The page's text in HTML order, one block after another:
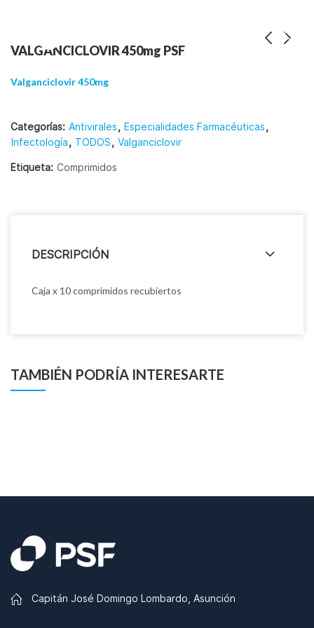
VALGANCICLOVIR 450mg PSF
Valganciclovir 450mg
Categorías: Antivirales, Especialidades Farmacéuticas,
Infectología, TODOS, Valganciclovir
Etiqueta: Comprimidos
DESCRIPCIÓN
Caja x 10 comprimidos recubiertos
TAMBIÉN PODRÍA INTERESARTE
Capitán José Domingo Lombardo, Asunción